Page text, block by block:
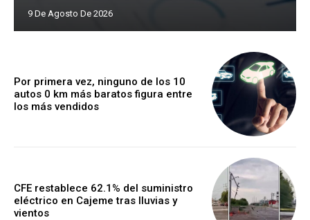
9 De Agosto De 2026
Por primera vez, ninguno de los 10
autos 0 km más baratos figura entre
los más vendidos
CFE restablece 62.1% del suministro
eléctrico en Cajeme tras lluvias y
vientos